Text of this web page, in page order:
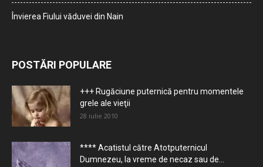
Învierea Fiului văduvei din Nain
POSTĂRI POPULARE
+++ Rugăciune puternică pentru momentele
grele ale vieţii
28 iulie 2010
**** Acatistul către Atotputernicul
Dumnezeu, la vreme de necaz sau de...